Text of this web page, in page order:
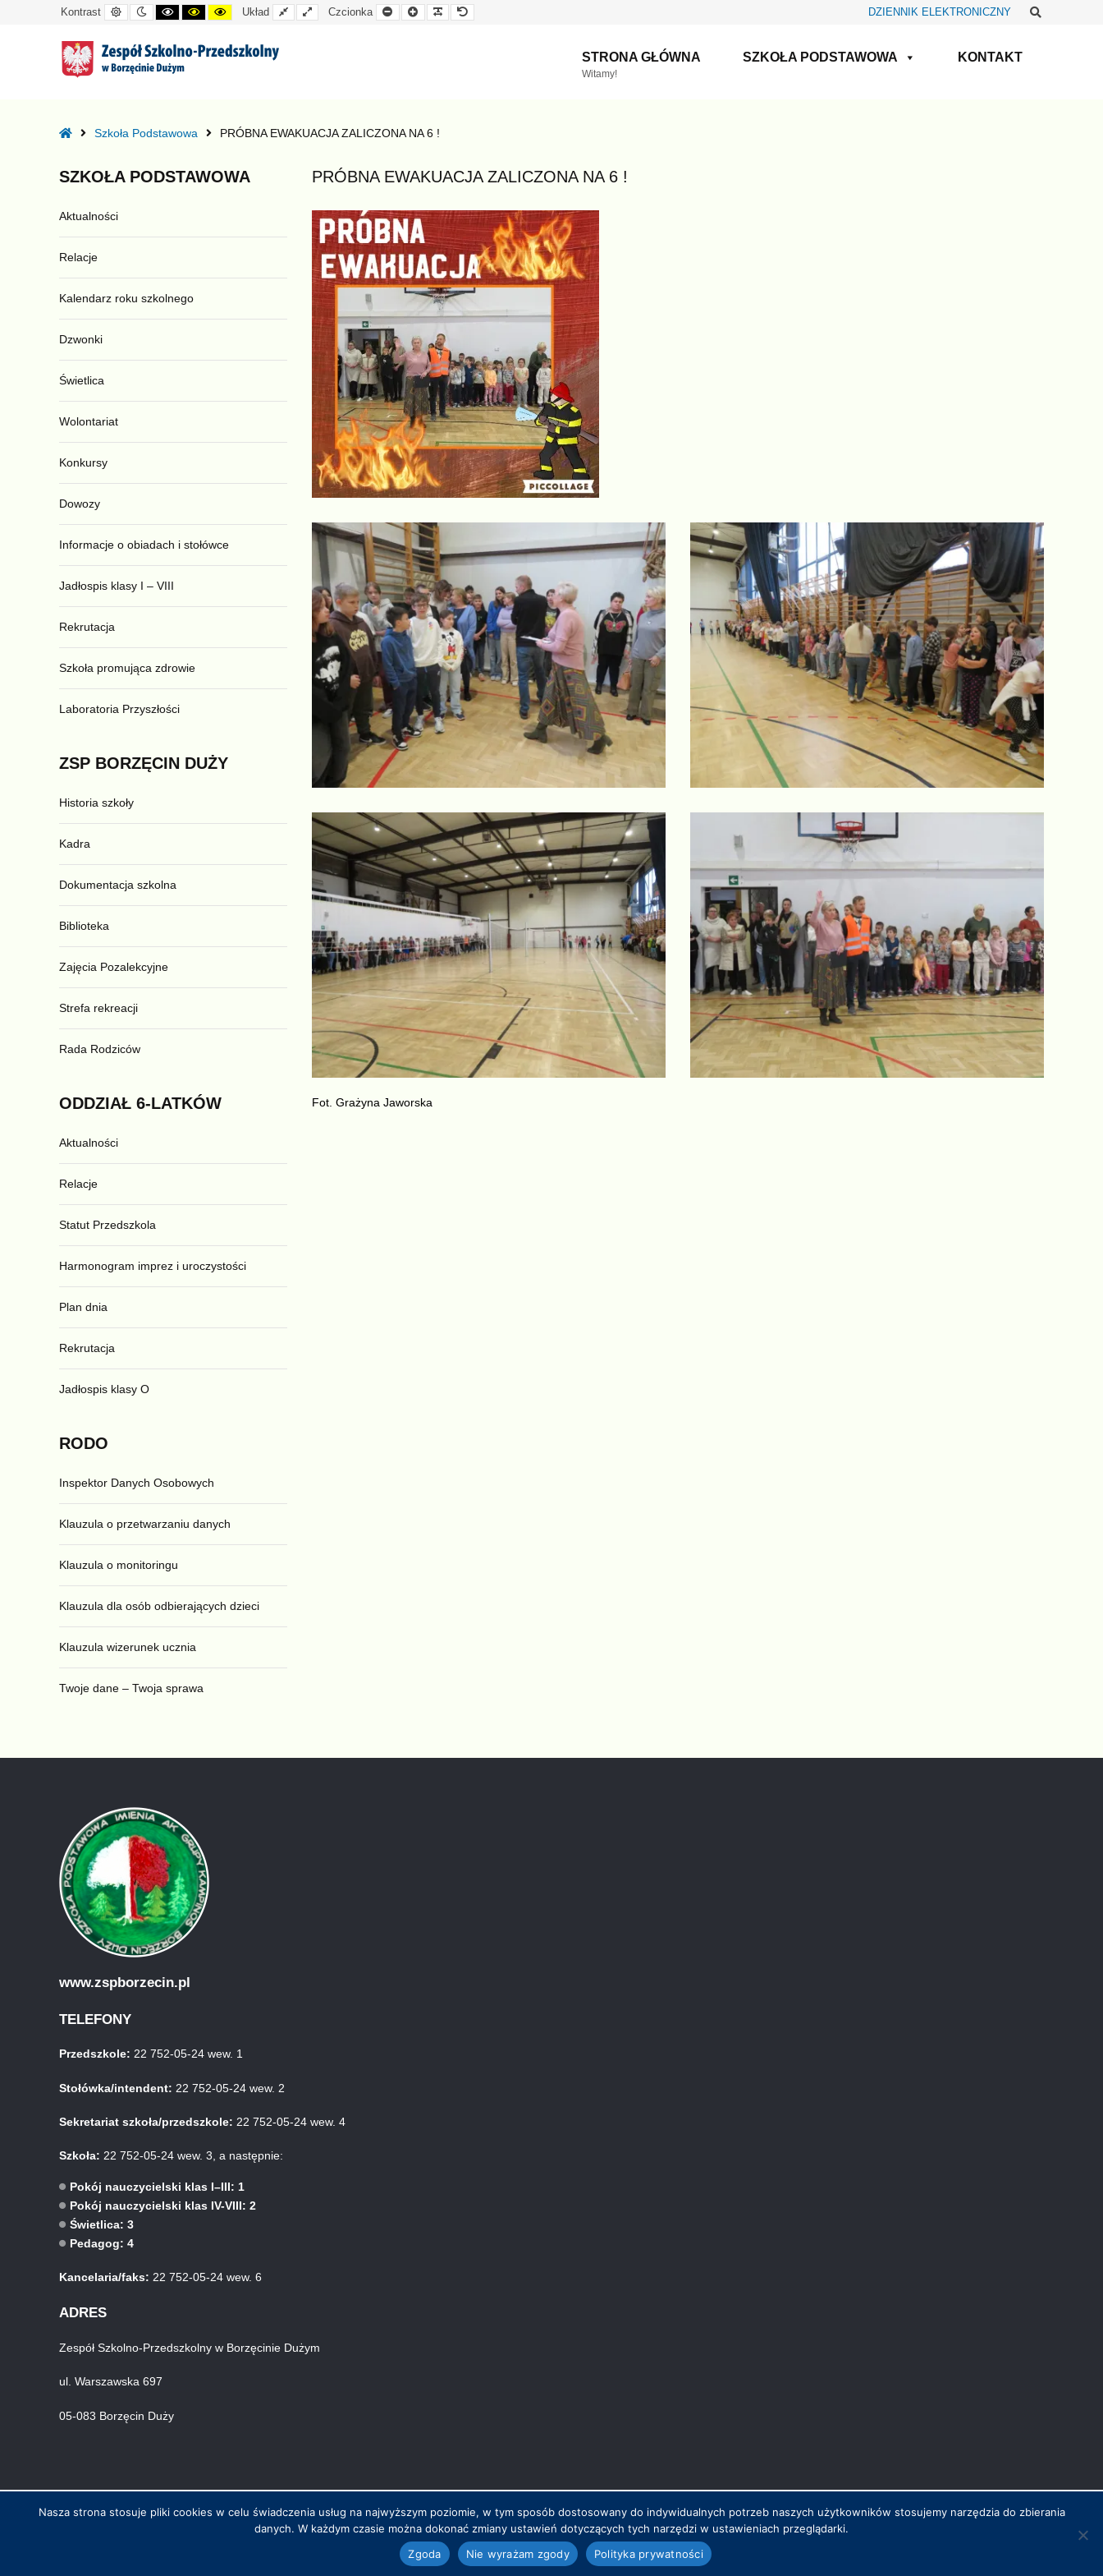
Kontrast
Kontrast
domyślny
Tryb
nocny
Kontrast
czarno-
Kontrast
czarno-
Kontrast
żółto-
Układ
Układ
standardowy
Układ
szeroki
Czcionka
Mniejsza
czcionka
Większa
czcionka
Czytelna
czcionkaczcionka
DZIENNIK ELEKTRONICZNY
STRONA GŁÓWNA
Witamy!
SZKOŁA PODSTAWOWA KONTAKT
HomeSzkoła Podstawowa PRÓBNA EWAKUACJA ZALICZONA NA 6 !
PRÓBNA EWAKUACJA ZALICZONA NA 6 !
Fot. Grażyna Jaworska
SZKOŁA PODSTAWOWA
Aktualności
Relacje
Kalendarz roku szkolnego
Dzwonki
Świetlica
Wolontariat
Konkursy
Dowozy
Informacje o obiadach i stołówce
Jadłospis klasy I – VIII
Rekrutacja
Szkoła promująca zdrowie
Laboratoria Przyszłości
ZSP BORZĘCIN DUŻY
Historia szkoły
Kadra
Dokumentacja szkolna
Biblioteka
Zajęcia Pozalekcyjne
Strefa rekreacji
Rada Rodziców
ODDZIAŁ 6-LATKÓW
Aktualności
Relacje
Statut Przedszkola
Harmonogram imprez i uroczystości
Plan dnia
Rekrutacja
Jadłospis klasy O
RODO
Inspektor Danych Osobowych
Klauzula o przetwarzaniu danych
Klauzula o monitoringu
Klauzula dla osób odbierających dzieci
Klauzula wizerunek ucznia
Twoje dane – Twoja sprawa
www.zspborzecin.pl
TELEFONY
Przedszkole: 22 752-05-24 wew. 1
Stołówka/intendent: 22 752-05-24 wew. 2
Sekretariat szkoła/przedszkole: 22 752-05-24 wew. 4
Szkoła: 22 752-05-24 wew. 3, a następnie:
Pokój nauczycielski klas I–III: 1
Pokój nauczycielski klas IV-VIII: 2
Świetlica: 3
Pedagog: 4
Kancelaria/faks: 22 752-05-24 wew. 6
ADRES
Zespół Szkolno-Przedszkolny w Borzęcinie Dużym
ul. Warszawska 697
05-083 Borzęcin Duży
© Wszystkie prawa zastrzeżone. Hosting i wykonanie skynet.net.pl
Nasza strona stosuje pliki cookies w celu świadczenia usług na najwyższym poziomie, w tym sposób dostosowany do indywidualnych potrzeb naszych użytkowników stosujemy narzędzia do zbierania
danych. W każdym czasie można dokonać zmiany ustawień dotyczących tych narzędzi w ustawieniach przeglądarki.
Zgoda
Nie wyrażam zgody Polityka prywatności